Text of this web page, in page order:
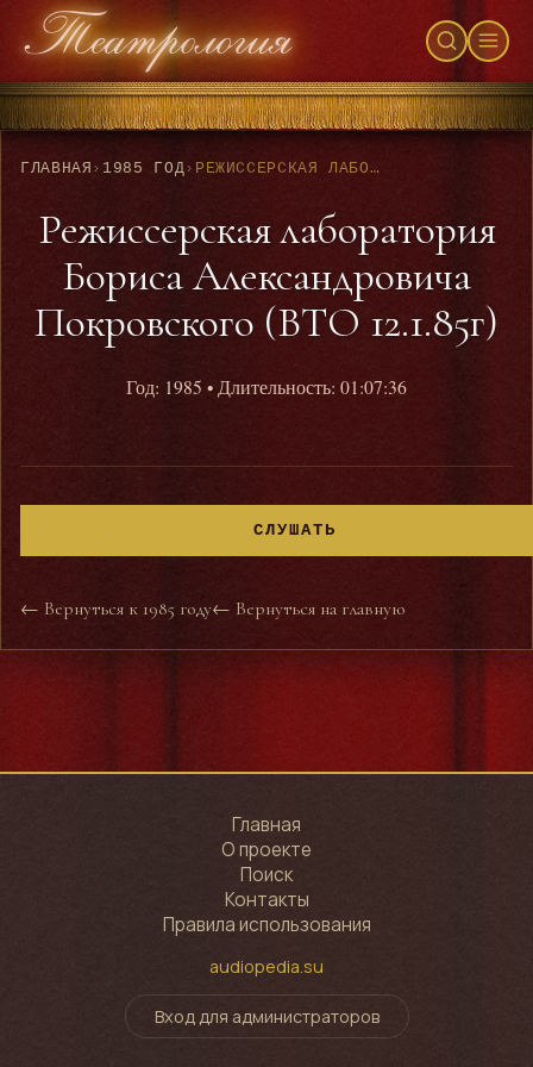
ГЛАВНАЯ › 1985 ГОД› РЕЖИССЕРСКАЯ ЛАБОРАТОРИЯ БОРИСА АЛЕКСАНДРОВИЧА ПОКРОВСКОГО (ВТО 12.1.85Г)
Режиссерская лаборатория
Бориса Александровича
Покровского (ВТО 12.1.85г)
Год: 1985 • Длительность: 01:07:36
СЛУШАТЬ
← Вернуться к 1985 году← Вернуться на главную
Главная
О проекте
Поиск
Контакты
Правила использования
audiopedia.su
Вход для администраторов